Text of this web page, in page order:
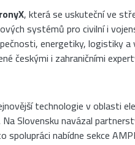
, která se uskuteční ve
systémů pro civilní i
energetiky, logistiky
českými i zahraničními
technologie v oblasti
Slovensku navázal
nabídne sekce